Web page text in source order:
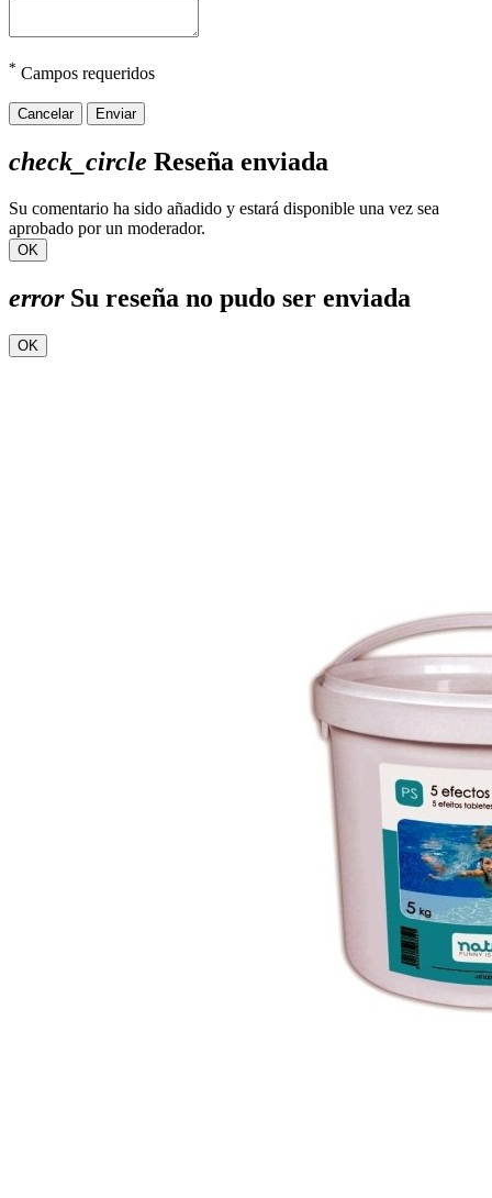
* Campos requeridos
Cancelar Enviar
check_circle Reseña enviada
Su comentario ha sido añadido y estará disponible una vez sea
aprobado por un moderador.
OK
errorSu reseña no pudo ser enviada
OK